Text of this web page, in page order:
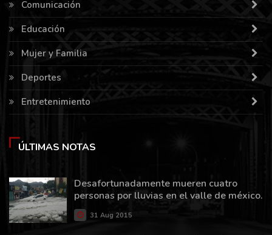
Comunicación
Educación
Mujer y Familia
Deportes
Entretenimiento
ÚLTIMAS NOTAS
Desafortunadamente mueren cuatro
personas por lluvias en el valle de méxico.
31 Aug 2015